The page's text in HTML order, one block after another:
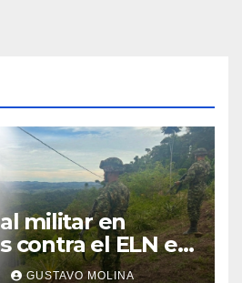
militar en
contra el ELN en
GUSTAVO MOLINA